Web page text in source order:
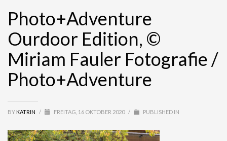
Photo+Adventure
Ourdoor Edition, ©
Miriam Fauler Fotografie /
Photo+Adventure
BY KATRIN / FREITAG, 16 OKTOBER 2020 / PUBLISHED IN